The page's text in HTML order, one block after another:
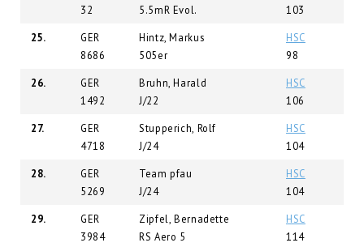
32
5.5mR Evol.
103
25.
GER
8686
Hintz, Markus
505er
HSC
98
26.
GER
1492
Bruhn, Harald
J/22
HSC
106
27.
GER
4718
Stupperich, Rolf
J/24
HSC
104
28.
GER
5269
Team pfau
J/24
HSC
104
29.
GER
3984
Zipfel, Bernadette
RS Aero 5
HSC
114